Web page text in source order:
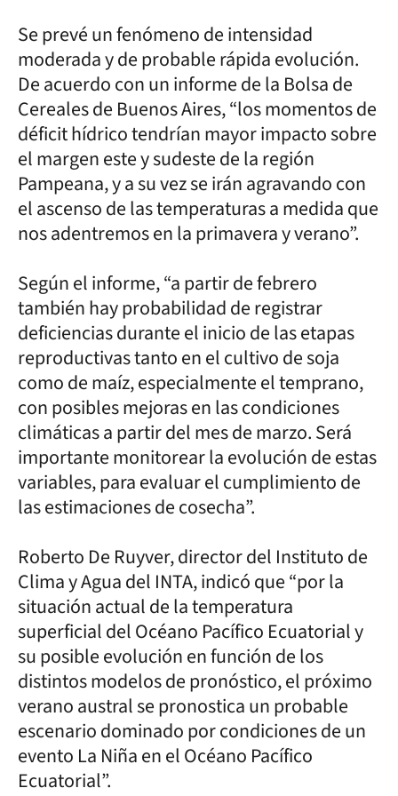
Se prevé un fenómeno de intensidad
moderada y de probable rápida evolución.
De acuerdo con un informe de la Bolsa de
Cereales de Buenos Aires, “los momentos de
déficit hídrico tendrían mayor impacto sobre
el margen este y sudeste de la región
Pampeana, y a su vez se irán agravando con
el ascenso de las temperaturas a medida que
nos adentremos en la primavera y verano”.
Según el informe, “a partir de febrero
también hay probabilidad de registrar
deficiencias durante el inicio de las etapas
reproductivas tanto en el cultivo de soja
como de maíz, especialmente el temprano,
con posibles mejoras en las condiciones
climáticas a partir del mes de marzo. Será
importante monitorear la evolución de estas
variables, para evaluar el cumplimiento de
las estimaciones de cosecha”.
Roberto De Ruyver, director del Instituto de
Clima y Agua del INTA, indicó que “por la
situación actual de la temperatura
superficial del Océano Pacífico Ecuatorial y
su posible evolución en función de los
distintos modelos de pronóstico, el próximo
verano austral se pronostica un probable
escenario dominado por condiciones de un
evento La Niña en el Océano Pacífico
Ecuatorial”.